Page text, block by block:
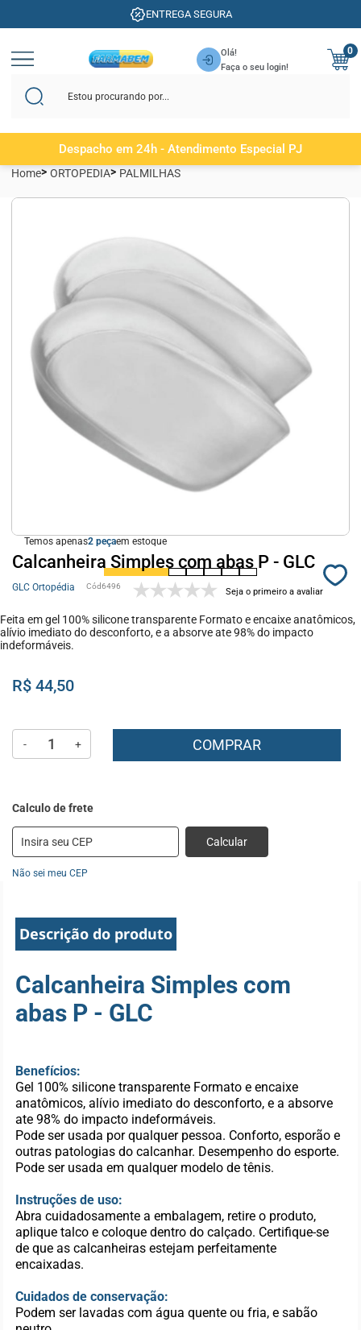
ENTREGA SEGURA
Olá!
Faça o seu login!
0
Despacho em 24h - Atendimento Especial PJ
Home ORTOPEDIA PALMILHAS
Temos apenas2 em estoque
Calcanheira Simples com abas P - GLC
GLC Ortopédia 6496 Seja o primeiro a avaliar
Feita em gel 100% silicone transparente Formato e encaixe anatômicos,
alívio imediato do desconforto, e a absorve ate 98% do impacto
indeformáveis.
R$ 44,50
- + COMPRAR
Calcular
Não sei meu CEP
Descrição do produto
Calcanheira Simples com
abas P - GLC
Benefícios:
Gel 100% silicone transparente Formato e encaixe
anatômicos, alívio imediato do desconforto, e a absorve
ate 98% do impacto indeformáveis.
Pode ser usada por qualquer pessoa. Conforto, esporão e
outras patologias do calcanhar. Desempenho do esporte.
Pode ser usada em qualquer modelo de tênis.
Instruções de uso:
Abra cuidadosamente a embalagem, retire o produto,
aplique talco e coloque dentro do calçado. Certifique-se
de que as calcanheiras estejam perfeitamente
encaixadas.
Cuidados de conservação:
Podem ser lavadas com água quente ou fria, e sabão